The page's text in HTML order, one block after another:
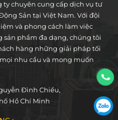
ty chuyên cung cấp dịch vụ tư
Sản tại Việt Nam. Với đội
và phong cách làm việc
phẩm đa dạng, chúng tôi
hàng những giải pháp tối
nhu cầu và mong muốn
Đình Chiểu,
Hồ Chí Minh